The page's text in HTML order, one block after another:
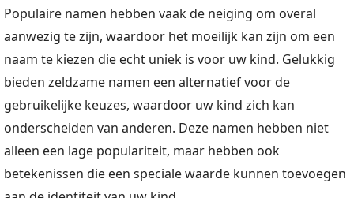
Populaire namen hebben vaak de neiging om overal
aanwezig te zijn, waardoor het moeilijk kan zijn om een
naam te kiezen die echt uniek is voor uw kind. Gelukkig
bieden zeldzame namen een alternatief voor de
gebruikelijke keuzes, waardoor uw kind zich kan
onderscheiden van anderen. Deze namen hebben niet
alleen een lage populariteit, maar hebben ook
betekenissen die een speciale waarde kunnen toevoegen